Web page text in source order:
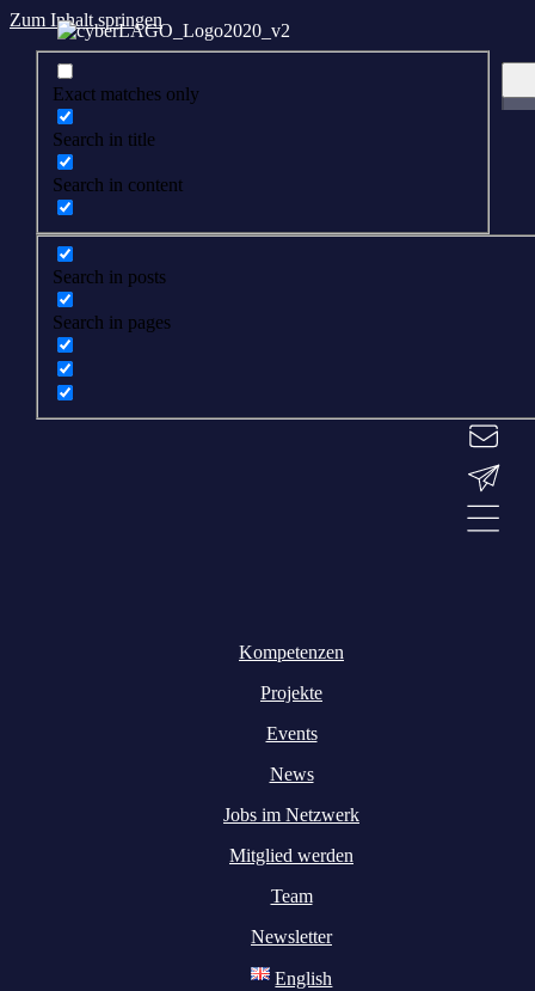
Zum Inhalt springen
Exact matches only
Search in title
Search in content
Search in posts
Search in pages
Kompetenzen
Projekte
Events
News
Jobs im Netzwerk
Mitglied werden
Team
Newsletter
English